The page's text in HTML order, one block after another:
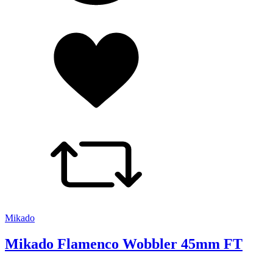
Mikado
Mikado Flamenco Wobbler 45mm FT